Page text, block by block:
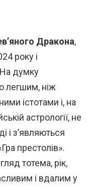
Дракона,
року і
На думку
легшим, ніж
істотами і, на
астрології, не
і з’являються
престолів».
тотема, рік,
і вдалим у